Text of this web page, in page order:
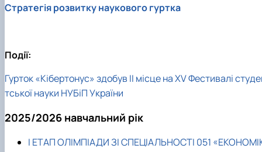
Стратегія розвитку наукового гуртка
Події:
Гурток «Кібертонус» здобув ІІ місце на ХV Фестивалі
тської науки НУБіП України
2025/2026 навчальний рік
І ЕТАП ОЛІМПІАДИ ЗІ СПЕЦІАЛЬНОСТІ 051